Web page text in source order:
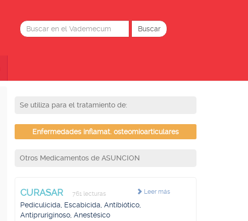
Se utiliza para el tratamiento de:
Enfermedades inflamat. osteomioarticulares
Otros Medicamentos de ASUNCION
Leer más
CURASAR 761 lecturas
Pediculicida, Escabicida, Antibiótico,
Antipruriginoso, Anestésico